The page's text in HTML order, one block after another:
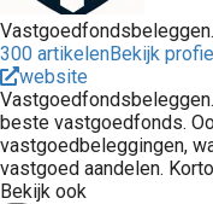
300 artikelenBekijk
website
beste vastgoedfonds.
vastgoedbeleggingen,
vastgoed aandelen.
Bekijk ook